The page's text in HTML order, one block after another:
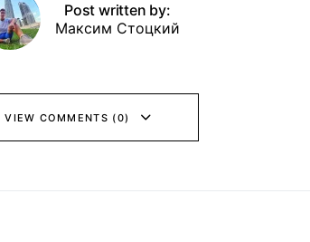
Post written by:
Максим Стоцкий
VIEW COMMENTS (0)